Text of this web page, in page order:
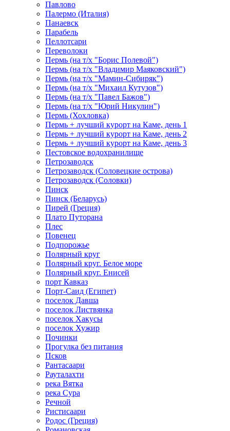
Павлово
Палермо (Италия)
Панаевск
Парабель
Пеллотсари
Переволоки
Пермь (на т/х "Борис Полевой")
Пермь (на т/х "Владимир Маяковский")
Пермь (на т/х "Мамин-Сибиряк")
Пермь (на т/х "Михаил Кутузов")
Пермь (на т/х "Павел Бажов")
Пермь (на т/х "Юрий Никулин")
Пермь (Хохловка)
Пермь + лучший курорт на Каме, день 1
Пермь + лучший курорт на Каме, день 2
Пермь + лучший курорт на Каме, день 3
Пестовское водохранилище
Петрозаводск
Петрозаводск (Соловецкие острова)
Петрозаводск (Соловки)
Пинск
Пинск (Беларусь)
Пирей (Греция)
Плато Путорана
Плес
Повенец
Подпорожье
Полярный круг
Полярный круг. Белое море
Полярный круг. Енисей
порт Кавказ
Порт-Саид (Египет)
поселок Давша
поселок Листвянка
поселок Хакусы
поселок Хужир
Починки
Прогулка без питания
Псков
Рантасаари
Рауталахти
река Вятка
река Сура
Речной
Ристисаари
Родос (Греция)